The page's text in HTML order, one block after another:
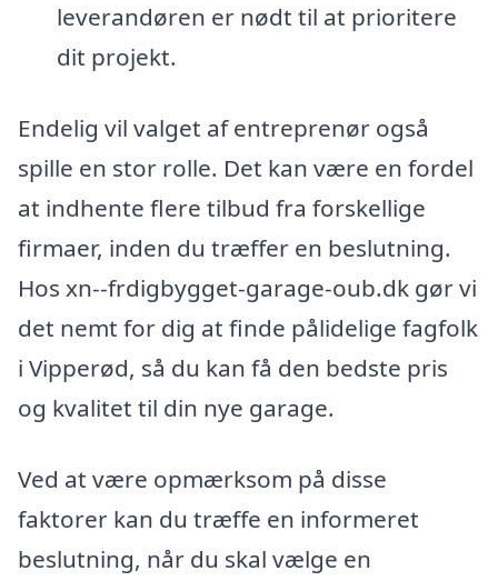
leverandøren er nødt til at prioritere
dit projekt.
Endelig vil valget af entreprenør også
spille en stor rolle. Det kan være en fordel
at indhente flere tilbud fra forskellige
firmaer, inden du træffer en beslutning.
Hos xn--frdigbygget-garage-oub.dk gør vi
det nemt for dig at finde pålidelige fagfolk
i Vipperød, så du kan få den bedste pris
og kvalitet til din nye garage.
Ved at være opmærksom på disse
faktorer kan du træffe en informeret
beslutning, når du skal vælge en